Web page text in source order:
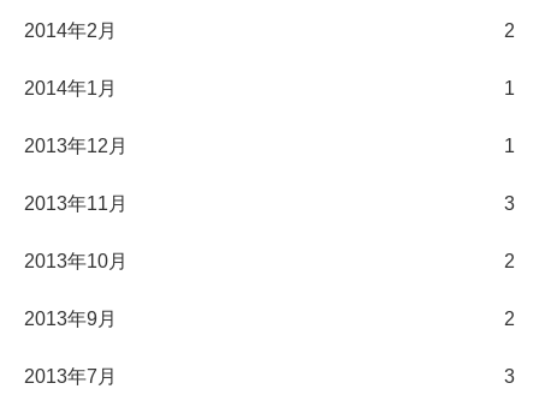
2014年2月 2
2014年1月 1
2013年12月 1
2013年11月 3
2013年10月 2
2013年9月 2
2013年7月 3